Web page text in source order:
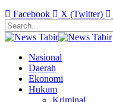
Facebook
X (Twitter)
Nasional
Daerah
Ekonomi
Hukum